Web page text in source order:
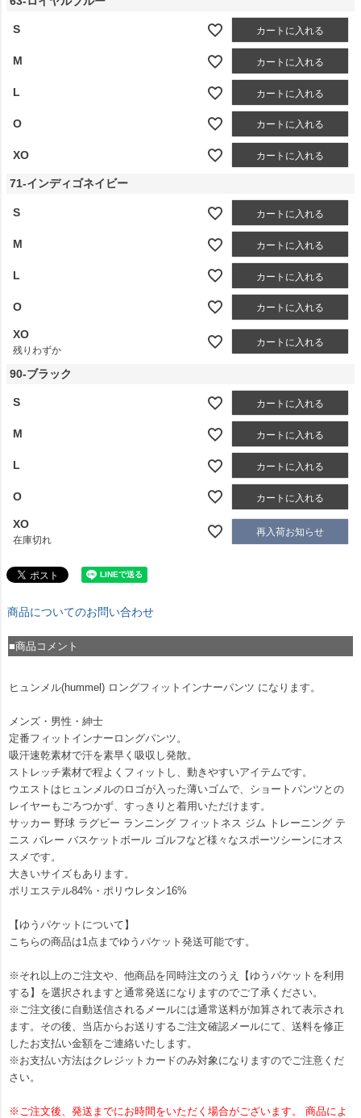
S カートに入れる
M カートに入れる
L カートに入れる
O カートに入れる
XO カートに入れる
71-インディゴネイビー
S カートに入れる
M カートに入れる
L カートに入れる
O カートに入れる
XO
残りわずか
カートに入れる
90-ブラック
S カートに入れる
M カートに入れる
L カートに入れる
O カートに入れる
XO
在庫切れ
再入荷お知らせ
商品についてのお問い合わせ
■商品コメント
ヒュンメル(hummel) ロングフィットインナーパンツ になります。
メンズ・男性・紳士
定番フィットインナーロングパンツ。
吸汗速乾素材で汗を素早く吸収し発散。
ストレッチ素材で程よくフィットし、動きやすいアイテムです。
ウエストはヒュンメルのロゴが入った薄いゴムで、ショートパンツとの
レイヤーもごろつかず、すっきりと着用いただけます。
サッカー 野球 ラグビー ランニング フィットネス ジム トレーニング テ
ニス バレー バスケットボール ゴルフなど様々なスポーツシーンにオス
スメです。
大きいサイズもあります。
ポリエステル84%・ポリウレタン16%
【ゆうパケットについて】
こちらの商品は1点までゆうパケット発送可能です。
※それ以上のご注文や、他商品を同時注文のうえ【ゆうパケットを利用
する】を選択されますと通常発送になりますのでご了承ください。
※ご注文後に自動送信されるメールには通常送料が加算されて表示され
ます。その後、当店からお送りするご注文確認メールにて、送料を修正
したお支払い金額をご連絡いたします。
※お支払い方法はクレジットカードのみ対象になりますのでご注意くだ
さい。
※ご注文後、発送までにお時間をいただく場合がございます。 商品によ